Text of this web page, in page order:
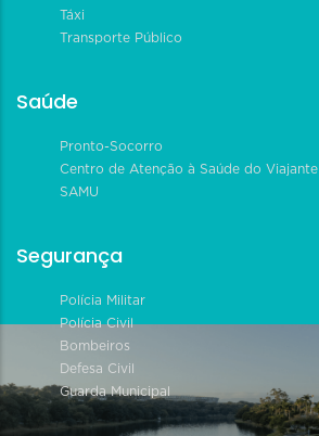
Táxi
Transporte Público
Saúde
Pronto-Socorro
Centro de Atenção à Saúde do Viajante
SAMU
Segurança
Polícia Militar
Polícia Civil
Bombeiros
Defesa Civil
Guarda Municipal